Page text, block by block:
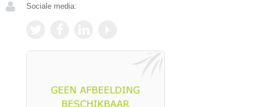
Sociale media: